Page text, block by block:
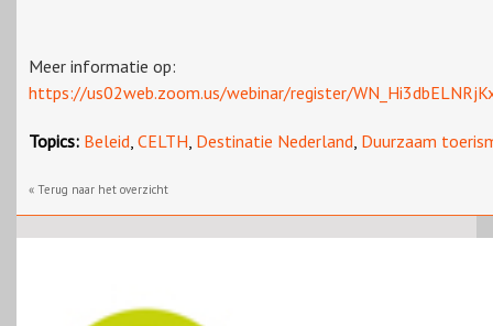
Meer informatie op:
https://us02web.zoom.us/webinar/register/
Topics: Beleid, CELTH, Destinatie Nederland, Duurzaam
« Terug naar het overzicht